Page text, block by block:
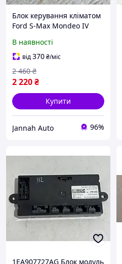
Блок керування кліматом
Ford S-Max Mondeo IV
кондиціонера Форд С-
Макс Мондео 4
3S7T18C612BF
В наявності
від370₴/міс
2 220₴
2 460 ₴
Купити
Jannah Auto 96%
1EA907727AG Блок модуль